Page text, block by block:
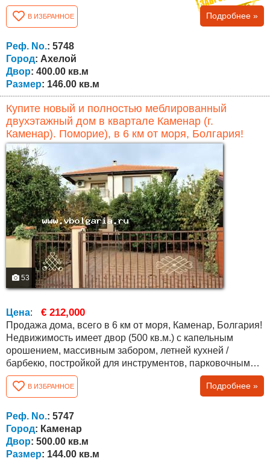
юго-восточной Болгарии, недалеко от моря, городка
Каблешково, а также до курортов поселка Ахелой (в 5 км
от пляжа) и курорта Солнечный Берег (10 мин езды).
Комплекс расположен на красивом холме у подножия
горы Стара планина с прекрасным...
В ИЗБРАННОЕ Подробнее »
Реф. No.: 5748
Город: Ахелой
Двор: 400.00 кв.м
Размер: 146.00 кв.м
Купите новый и полностью меблированный
двухэтажный дом в квартале Каменар (г.
Каменар). Поморие), в 6 км от моря, Болгария!
53
Цена: € 212,000
Продажа дома, всего в 6 км от моря, Каменар, Болгария!
Недвижимость имеет двор (500 кв.м.) с капельным
орошением, массивным забором, летней кухней /
барбекю, постройкой для инструментов, парковочным
местом и множеством различных деревьев и
кустарников, в т. ч. вечнозеленых. Дом новый и
полностью меблированный, общая площадь составляет
144 кв.м. На первом этаже (63 кв.м.) есть большая кухня,
гостиная/ зал с камином (водяная рубашка,...
В ИЗБРАННОЕ Подробнее »
Реф. No.: 5747
Город: Каменар
Двор: 500.00 кв.м
Размер: 144.00 кв.м